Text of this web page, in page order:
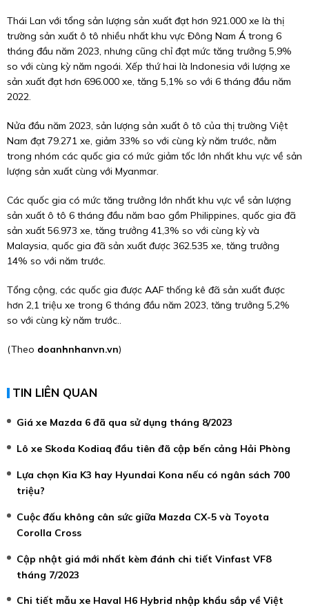
Thái Lan với tổng sản lượng sản xuất đạt hơn 921.000 xe là thị
trường sản xuất ô tô nhiều nhất khu vực Đông Nam Á trong 6
tháng đầu năm 2023, nhưng cũng chỉ đạt mức tăng trưởng 5,9%
so với cùng kỳ năm ngoái. Xếp thứ hai là Indonesia với lượng xe
sản xuất đạt hơn 696.000 xe, tăng 5,1% so với 6 tháng đầu năm
2022.
Nửa đầu năm 2023, sản lượng sản xuất ô tô của thị trường Việt
Nam đạt 79.271 xe, giảm 33% so với cùng kỳ năm trước, nằm
trong nhóm các quốc gia có mức giảm tốc lớn nhất khu vực về sản
lượng sản xuất cùng với Myanmar.
Các quốc gia có mức tăng trưởng lớn nhất khu vực về sản lượng
sản xuất ô tô 6 tháng đầu năm bao gồm Philippines, quốc gia đã
sản xuất 56.973 xe, tăng trưởng 41,3% so với cùng kỳ và
Malaysia, quốc gia đã sản xuất được 362.535 xe, tăng trưởng
14% so với năm trước.
Tổng cộng, các quốc gia được AAF thống kê đã sản xuất được
hơn 2,1 triệu xe trong 6 tháng đầu năm 2023, tăng trưởng 5,2%
so với cùng kỳ năm trước..
(Theo doanhnhanvn.vn)
TIN LIÊN QUAN
Giá xe Mazda 6 đã qua sử dụng tháng 8/2023
Lô xe Skoda Kodiaq đầu tiên đã cập bến cảng Hải Phòng
Lựa chọn Kia K3 hay Hyundai Kona nếu có ngân sách 700
triệu?
Cuộc đấu không cân sức giữa Mazda CX-5 và Toyota
Corolla Cross
Cập nhật giá mới nhất kèm đánh chi tiết Vinfast VF8
tháng 7/2023
Chi tiết mẫu xe Haval H6 Hybrid nhập khẩu sắp về Việt